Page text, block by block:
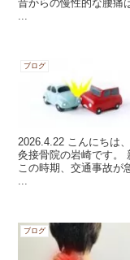
昔からの慢性的な腰痛
ブログ
2026.4.22 こんにちは
灸接骨院の岩崎です。
この時期、交通事故が
...
ブログ